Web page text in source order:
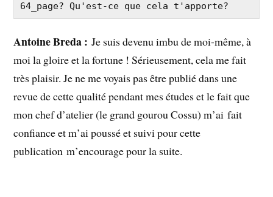
64_page? Qu'est-ce que cela t'apporte?
Antoine Breda :Je suis devenu imbu de moi-même, à
moi la gloire et la fortune ! Sérieusement, cela me fait
très plaisir. Je ne me voyais pas être publié dans une
revue de cette qualité pendant mes études et le fait que
mon chef d’atelier (le grand gourou Cossu) m’ai fait
confiance et m’ai poussé et suivi pour cette
publication m’encourage pour la suite.